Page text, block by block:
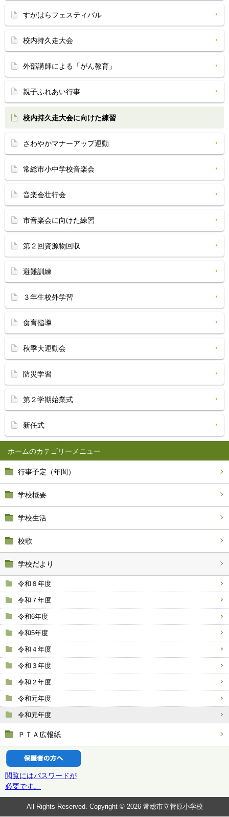
ホーム
行事予定（年間）
学校概要
学校生活
校歌
学校だより
令和８年度
令和７年度
令和6年度
令和5年度
令和４年度
令和３年度
令和２年度
令和元年度
令和元年度
ＰＴＡ広報紙
閲覧にはパスワードが
必要です。
すがはらフェスティバル
校内持久走大会
外部講師による「がん教育」
親子ふれあい行事
校内持久走大会に向けた練習
さわやかマナーアップ運動
常総市小中学校音楽会
音楽会壮行会
市音楽会に向けた練習
第２回資源物回収
避難訓練
３年生校外学習
食育指導
秋季大運動会
防災学習
第２学期始業式
新任式
All Rights Reserved. Copyright © 2026 常総市立菅原小学校